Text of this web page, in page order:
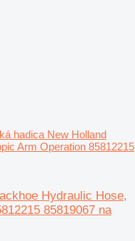
hadica New Holland
Arm Operation 85812215
Hydraulic Hose,
85819067 na